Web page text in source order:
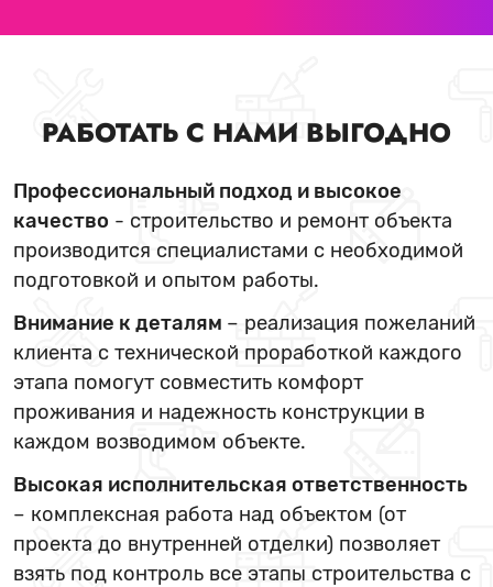
РАБОТАТЬ С НАМИ ВЫГОДНО
Профессиональный подход и высокое
качество - строительство и ремонт объекта
производится специалистами с необходимой
подготовкой и опытом работы.
Внимание к деталям – реализация пожеланий
клиента с технической проработкой каждого
этапа помогут совместить комфорт
проживания и надежность конструкции в
каждом возводимом объекте.
Высокая исполнительская ответственность
– комплексная работа над объектом (от
проекта до внутренней отделки) позволяет
взять под контроль все этапы строительства с